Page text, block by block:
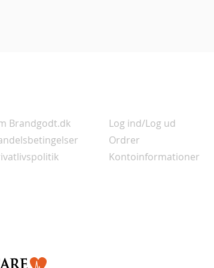
Brandgodt.dk
Log ind/Log ud
Ordrer
Kontoinformationer